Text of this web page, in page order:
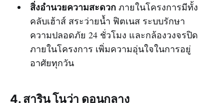
สิ่งอำนวยความสะดวกภายในโครงการมีทั้ง
คลับเฮ้าส์ สระว่ายน้ำ ฟิตเนส ระบบรักษา
ความปลอดภัย 24 ชั่วโมง และกล้องวงจรปิด
ภายในโครงการ เพิ่มความอุ่นใจในการอยู่
อาศัยทุกวัน
4. สาริน โนว่า ดอนกลาง